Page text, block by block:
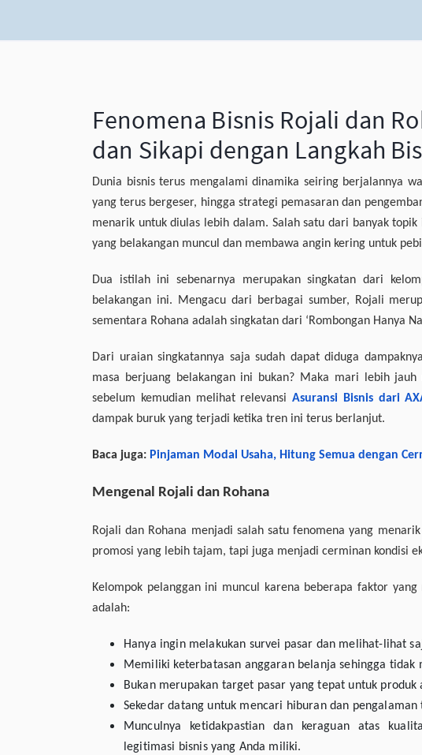
Fenomena Bisnis Rojali dan
dan Sikapi dengan Langkah
Dunia bisnis terus mengalami dinamika seiring berjalannya
yang terus bergeser, hingga strategi pemasaran dan
menarik untuk diulas lebih dalam. Salah satu dari banyak
yang belakangan muncul dan membawa angin kering untuk
Dua istilah ini sebenarnya merupakan singkatan dari
belakangan ini. Mengacu dari berbagai sumber, Rojali
sementara Rohana adalah singkatan dari ‘Rombongan Hanya
Dari uraian singkatannya saja sudah dapat diduga
masa berjuang belakangan ini bukan? Maka mari lebih
sebelum kemudian melihat relevansi Asuransi Bisnis dari
dampak buruk yang terjadi ketika tren ini terus berlanjut.
Baca juga: Pinjaman Modal Usaha, Hitung Semua dengan
Mengenal Rojali dan Rohana
Rojali dan Rohana menjadi salah satu fenomena yang
promosi yang lebih tajam, tapi juga menjadi cerminan kondisi
Kelompok pelanggan ini muncul karena beberapa faktor
adalah:
Hanya ingin melakukan survei pasar dan melihat-lihat
Memiliki keterbatasan anggaran belanja sehingga tidak
Bukan merupakan target pasar yang tepat untuk produk
Sekedar datang untuk mencari hiburan dan
Munculnya ketidakpastian dan keraguan atas
legitimasi bisnis yang Anda miliki.